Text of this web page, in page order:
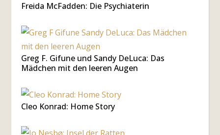
Freida McFadden: Die Psychiaterin
Greg F. Gifune und Sandy DeLuca: Das
Mädchen mit den leeren Augen
Cleo Konrad: Home Story